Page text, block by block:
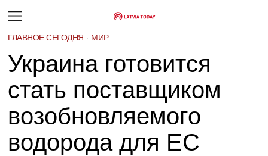
ГЛАВНОЕ СЕГОДНЯ · МИР
Украина готовится
стать поставщиком
возобновляемого
водорода для ЕС